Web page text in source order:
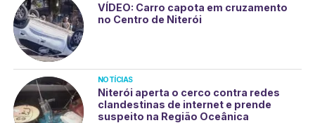
VÍDEO: Carro capota em cruzamento
no Centro de Niterói
NOTÍCIAS
Niterói aperta o cerco contra redes
clandestinas de internet e prende
suspeito na Região Oceânica